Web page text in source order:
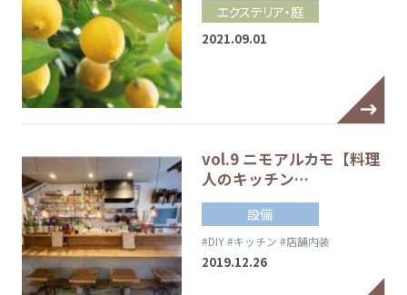
エクステリア・庭
2021.09.01
vol.9 ニモアルカモ【料理
人のキッチン…
設備
#DIY#キッチン #店舗内装
2019.12.26